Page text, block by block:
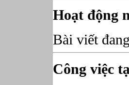
Hoạt động
Bài viết
Công việc